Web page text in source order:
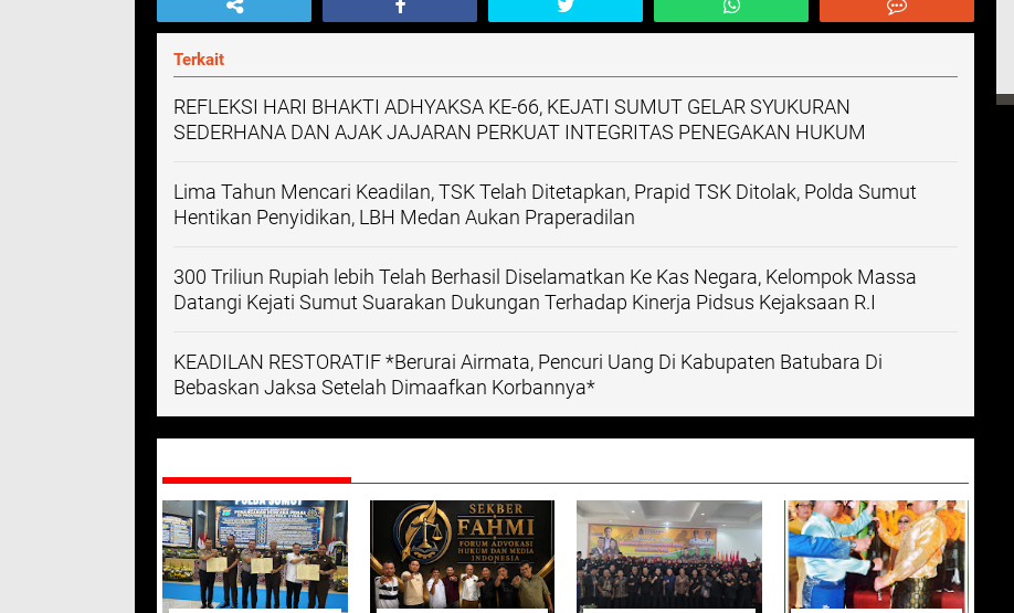
Terkait
REFLEKSI HARI BHAKTI ADHYAKSA KE-66, KEJATI SUMUT GELAR SYUKURAN
SEDERHANA DAN AJAK JAJARAN PERKUAT INTEGRITAS PENEGAKAN HUKUM
Lima Tahun Mencari Keadilan, TSK Telah Ditetapkan, Prapid TSK Ditolak, Polda Sumut
Hentikan Penyidikan, LBH Medan Aukan Praperadilan
300 Triliun Rupiah lebih Telah Berhasil Diselamatkan Ke Kas Negara, Kelompok Massa
Datangi Kejati Sumut Suarakan Dukungan Terhadap Kinerja Pidsus Kejaksaan R.I
KEADILAN RESTORATIF *Berurai Airmata, Pencuri Uang Di Kabupaten Batubara Di
Bebaskan Jaksa Setelah Dimaafkan Korbannya*